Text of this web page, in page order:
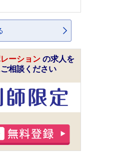
ーション の求人を
相談ください